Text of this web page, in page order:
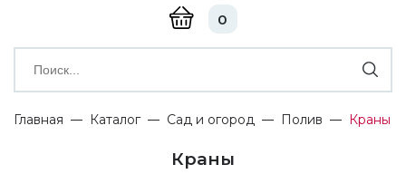
0
Главная Каталог Сад и огород Полив Краны
Краны